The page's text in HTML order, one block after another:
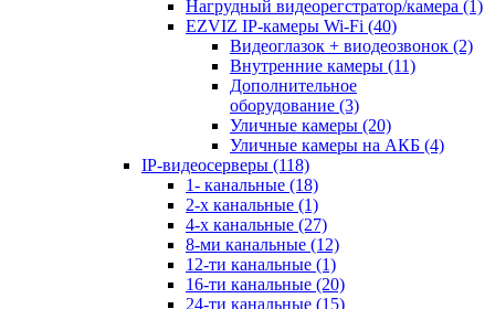
Нагрудный видеорегстратор/камера (1)
EZVIZ IP-камеры Wi-Fi (40)
Видеоглазок + виодеозвонок (2)
Внутренние камеры (11)
Дополнительное
оборудование (3)
Уличные камеры (20)
Уличные камеры на АКБ (4)
IP-видеосерверы (118)
1- канальные (18)
2-х канальные (1)
4-х канальные (27)
8-ми канальные (12)
12-ти канальные (1)
16-ти канальные (20)
24-ти канальные (15)